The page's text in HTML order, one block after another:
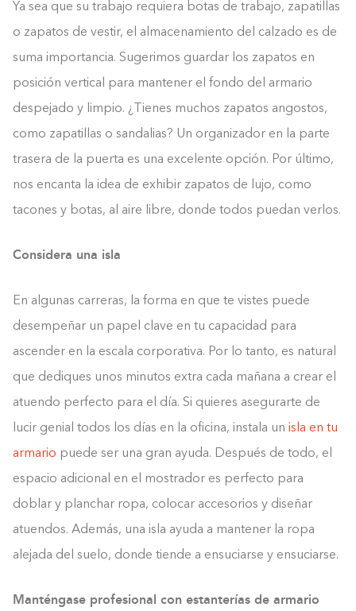
Ya sea que su trabajo requiera botas de trabajo, zapatillas
o zapatos de vestir, el almacenamiento del calzado es de
suma importancia. Sugerimos guardar los zapatos en
posición vertical para mantener el fondo del armario
despejado y limpio. ¿Tienes muchos zapatos angostos,
como zapatillas o sandalias? Un organizador en la parte
trasera de la puerta es una excelente opción. Por último,
nos encanta la idea de exhibir zapatos de lujo, como
tacones y botas, al aire libre, donde todos puedan verlos.
Considera una isla
En algunas carreras, la forma en que te vistes puede
desempeñar un papel clave en tu capacidad para
ascender en la escala corporativa. Por lo tanto, es natural
que dediques unos minutos extra cada mañana a crear el
atuendo perfecto para el día. Si quieres asegurarte de
lucir genial todos los días en la oficina, instala un isla en tu
armario puede ser una gran ayuda. Después de todo, el
espacio adicional en el mostrador es perfecto para
doblar y planchar ropa, colocar accesorios y diseñar
atuendos. Además, una isla ayuda a mantener la ropa
alejada del suelo, donde tiende a ensuciarse y ensuciarse.
Manténgase profesional con estanterías de armario